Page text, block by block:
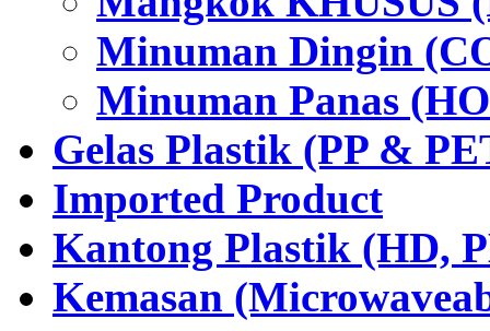
Minuman Dingin
Minuman Panas
Gelas Plastik (PP &
Imported Product
Kantong Plastik (HD,
Kemasan